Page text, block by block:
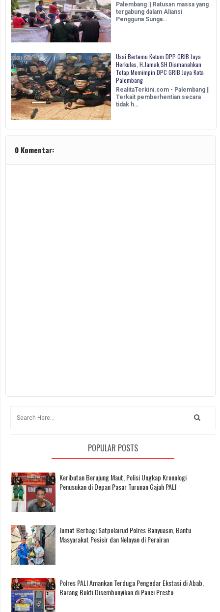
Palembang || Ratusan massa yang
tergabung dalam Aliansi
Pengguna Sunga…
Usai Bertemu Ketum DPP GRIB Jaya
Herkules, H.Jamak,SH Diamanahkan
Tetap Memimpin DPC GRIB Jaya Kota
Palembang
RealitaTerkini.com - Palembang ||
Terkait pemberhentian secara
tidak h…
0 Komentar:
POPULAR POSTS
Keributan Berujung Maut, Polisi Ungkap Kronologi
Penusukan di Depan Pasar Turunan Gajah PALI
Jumat Berbagi Satpolairud Polres Banyuasin, Bantu
Masyarakat Pesisir dan Nelayan di Perairan
Polres PALI Amankan Terduga Pengedar Ekstasi di Abab,
Barang Bukti Disembunyikan di Panci Presto